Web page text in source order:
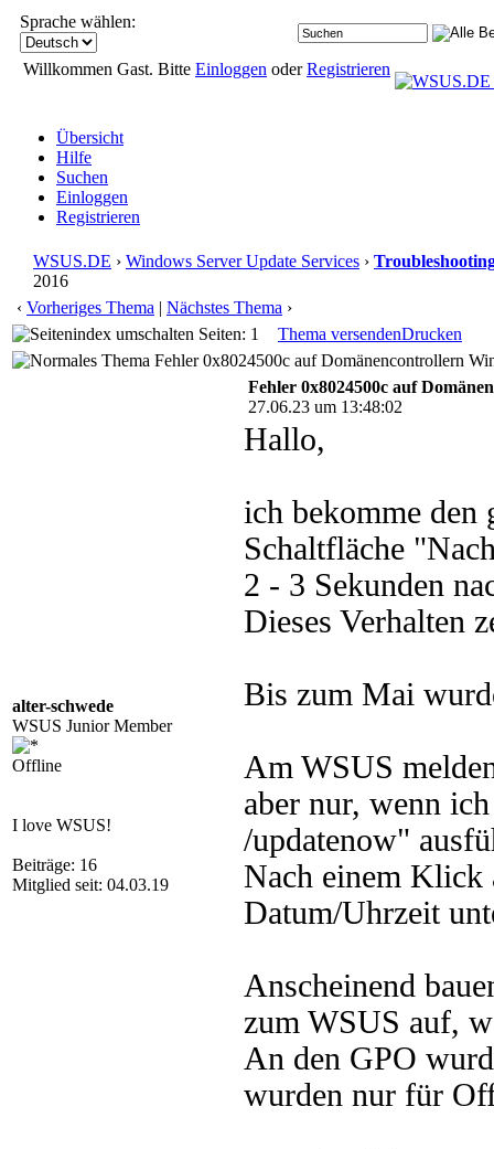
Sprache wählen:
Willkommen Gast. Bitte Einloggen oderRegistrieren
Übersicht
Hilfe
Suchen
Einloggen
Registrieren
WSUS.DE › Windows Server Update Services ›
2016
‹ Vorheriges Thema | Nächstes Thema ›
Seiten: 1
Thema versendenDrucken
Fehler 0x8024500c auf Domänencontrollern
alter-schwede
WSUS Junior Member
Offline
I love WSUS!
Beiträge: 16
Mitglied seit: 04.03.19
Fehler 0x8024500c auf
27.06.23 um 13:48:02
Hallo,
ich bekomme den
Schaltfläche
2 - 3 Sekunden
Dieses Verhalten
Bis zum Mai
Am WSUS
aber nur, wenn
/updatenow"
Nach einem Klick
Datum/Uhrzeit
Anscheinend
zum WSUS auf,
An den GPO
wurden nur für